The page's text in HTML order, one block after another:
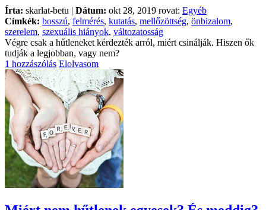
Írta: skarlat-betu | Dátum: okt 28, 2019 rovat: Egyéb
Címkék: bosszú, felmérés, kutatás, mellőzöttség, önbizalom,
szerelem, szexuális hiányok, változatosság
Végre csak a hűtleneket kérdezték arról, miért csinálják. Hiszen ők
tudják a legjobban, vagy nem?
1 hozzászólás Elolvasom